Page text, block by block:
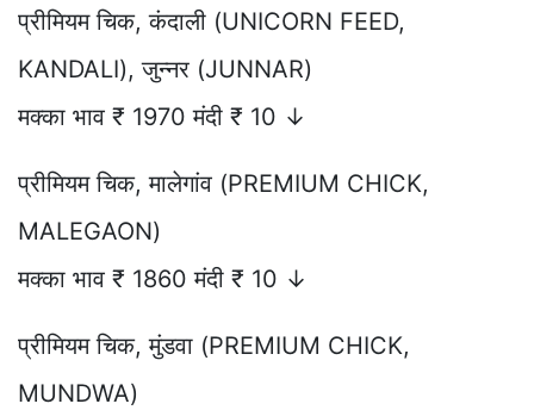
प्रीमियम चिक, कंदाली (UNICORN FEED,
KANDALI), जुन्नर (JUNNAR)
मक्का भाव ₹ 1970 मंदी ₹ 10 ↓
प्रीमियम चिक, मालेगांव (PREMIUM CHICK,
MALEGAON)
मक्का भाव ₹ 1860 मंदी ₹ 10 ↓
प्रीमियम चिक, मुंडवा (PREMIUM CHICK,
MUNDWA)